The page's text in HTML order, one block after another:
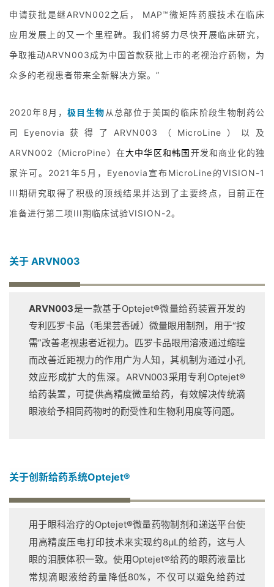
申请获批是继ARVN002之后， MAP™微矩阵药膜技术在临床
应用发展上的又一个里程碑。我们将努力尽快开展临床研究，
争取推动ARVN003成为中国首款获批上市的老视治疗药物，为
众多的老视患者带来全新解决方案。”
2020年8月， 极目生物 从总部位于美国的临床阶段生物制药公
司Eyenovia获得了ARVN003（MicroLine）以及
ARVN002（MicroPine）在大中华区和韩国开发和商业化的独
家许可。2021年5月，Eyenovia宣布MicroLine的VISION-1
III期研究取得了积极的顶线结果并达到了主要终点，目前正在
准备进行第二项III期临床试验VISION-2。
关于 ARVN003
ARVN003是一款基于Optejet®微量给药装置开发的
专利匹罗卡品（毛果芸香碱）微量眼用制剂，用于“按
需”改善老视患者近视力。 匹罗卡品眼用溶液通过缩瞳
而改善近距视力的作用广为人知，其机制为通过小孔
效应形成扩大的焦深。 ARVN003采用专利Optejet®
给药装置，可提供高精度微量给药，有效解决传统滴
眼液给予相同药物时的耐受性和生物利用度等问题。
关于创新给药系统Optejet®
用于眼科治疗的Optejet®微量药物制剂和递送平台使
用高精度压电打印技术来实现约8μL的给药，这与人
眼的泪膜体积一致。使用Optejet®给药的眼药液量比
常规滴眼液给药量降低80%，不仅可以避免给药过